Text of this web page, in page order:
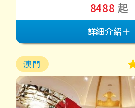
8488 起
詳細介紹＋
澳門